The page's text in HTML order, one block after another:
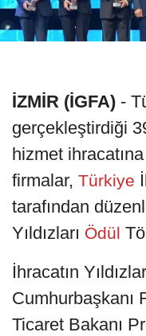
İZMİR (İGFA) -
gerçekleştirdiği
hizmet
firmalar, Türkiye
tarafından
Yıldızları Ödül
İhracatın
Cumhurbaşkanı
Ticaret Bakanı